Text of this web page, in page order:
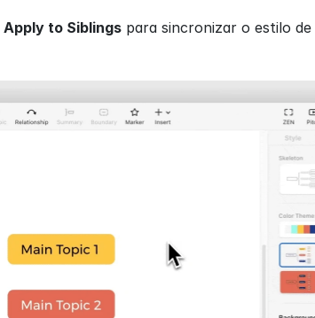
Apply to Siblings para sincronizar o estilo